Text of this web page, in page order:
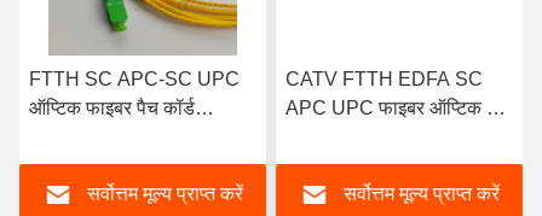
FTTH SC APC-SC UPC
ऑप्टिक फाइबर पैच कॉर्ड
सर्वोत्तम मूल्य प्राप्त करें
CATV FTTH EDFA SC
APC UPC फाइबर ऑप्टिक पैच
SC 1/3/5 मीटर
सर्वोत्तम मूल्य प्राप्त करें